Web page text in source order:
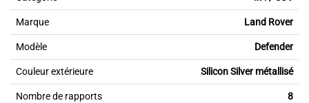
Marque Land Rover
Modèle Defender
Couleur extérieure Silicon Silver métallisé
Nombre de rapports 8